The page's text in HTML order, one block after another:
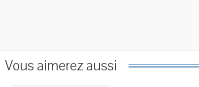
Vous aimerez aussi